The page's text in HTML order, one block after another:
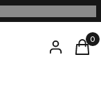
Zaloguj się